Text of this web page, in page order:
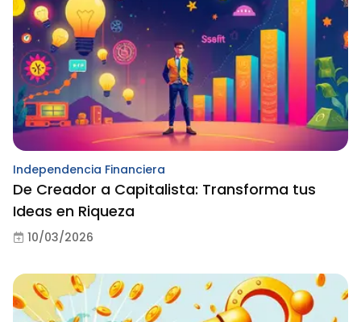
Independencia Financiera
De Creador a Capitalista: Transforma tus
Ideas en Riqueza
10/03/2026